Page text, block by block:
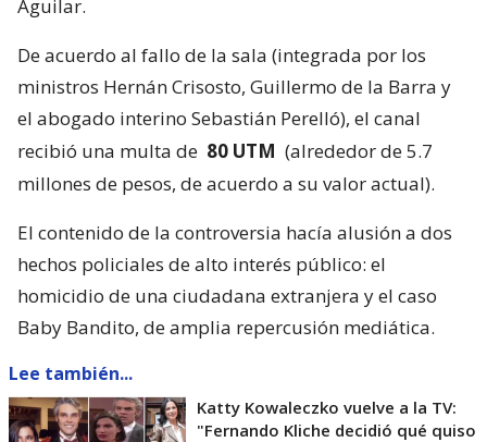
Aguilar.
De acuerdo al fallo de la sala (integrada por los
ministros Hernán Crisosto, Guillermo de la Barra y
el abogado interino Sebastián Perelló), el canal
recibió una multa de 80 UTM (alrededor de 5.7
millones de pesos, de acuerdo a su valor actual).
El contenido de la controversia hacía alusión a dos
hechos policiales de alto interés público: el
homicidio de una ciudadana extranjera y el caso
Baby Bandito, de amplia repercusión mediática.
Lee también...
Katty Kowaleczko vuelve a la TV:
"Fernando Kliche decidió qué quiso